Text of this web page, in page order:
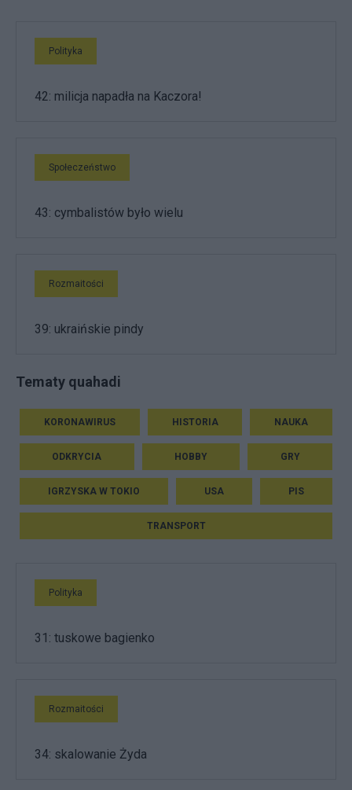
Polityka
42: milicja napadła na Kaczora!
Społeczeństwo
43: cymbalistów było wielu
Rozmaitości
39: ukraińskie pindy
Tematy quahadi
KORONAWIRUS HISTORIA NAUKA
ODKRYCIA HOBBY GRY
IGRZYSKA W TOKIO USA PIS
TRANSPORT
Polityka
31: tuskowe bagienko
Rozmaitości
34: skalowanie Żyda